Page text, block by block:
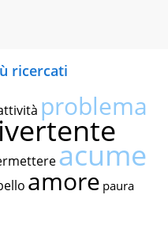
ricercati
problema
acume
amore paura